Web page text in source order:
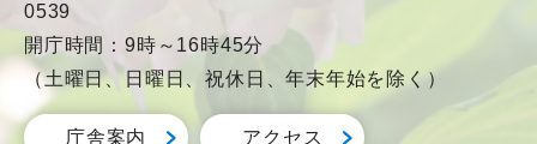
0539
開庁時間：9時～16時45分
（土曜日、日曜日、祝休日、年末年始を除く）
庁舎案内 アクセス